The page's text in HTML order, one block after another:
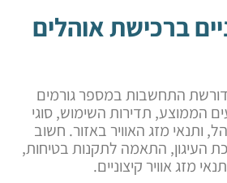
ברכישת אוהלים
התחשבות במספר גורמים
הממוצע, תדירות השימוש, סוגי
ותנאי מזג האוויר באזור. חשוב
העיגון, התאמה לתקנות בטיחות,
מזג אוויר קיצוניים.